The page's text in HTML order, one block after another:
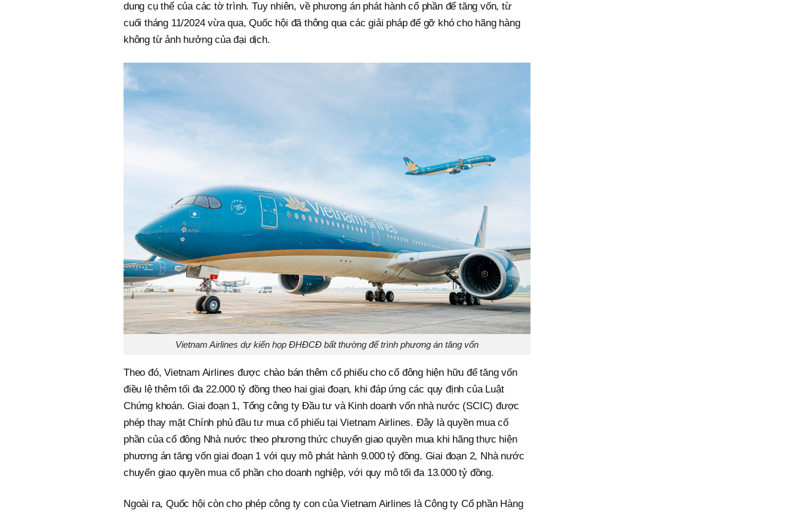
dung cụ thể của các tờ trình. Tuy nhiên, về phương án phát hành cổ phần để tăng vốn, từ
cuối tháng 11/2024 vừa qua, Quốc hội đã thông qua các giải pháp để gỡ khó cho hãng hàng
không từ ảnh hưởng của đại dịch.
Vietnam Airlines dự kiến họp ĐHĐCĐ bất thường để trình phương án tăng vốn
Theo đó, Vietnam Airlines được chào bán thêm cổ phiếu cho cổ đông hiện hữu để tăng vốn
điều lệ thêm tối đa 22.000 tỷ đồng theo hai giai đoạn, khi đáp ứng các quy định của Luật
Chứng khoán. Giai đoạn 1, Tổng công ty Đầu tư và Kinh doanh vốn nhà nước (SCIC) được
phép thay mặt Chính phủ đầu tư mua cổ phiếu tại Vietnam Airlines. Đây là quyền mua cổ
phần của cổ đông Nhà nước theo phương thức chuyển giao quyền mua khi hãng thực hiện
phương án tăng vốn giai đoạn 1 với quy mô phát hành 9.000 tỷ đồng. Giai đoạn 2, Nhà nước
chuyển giao quyền mua cổ phần cho doanh nghiệp, với quy mô tối đa 13.000 tỷ đồng.
Ngoài ra, Quốc hội còn cho phép công ty con của Vietnam Airlines là Công ty Cổ phần Hàng